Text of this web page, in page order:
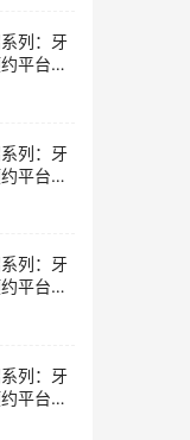
列：牙
平台让
列：牙
平台打
垒新手
列：牙
平台落
破未知
列：牙
平台的